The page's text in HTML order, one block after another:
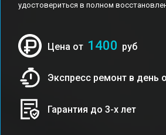
удостовериться в полном
Цена от 1400 руб
Экспресс ремонт в день
Гарантия до 3-х лет